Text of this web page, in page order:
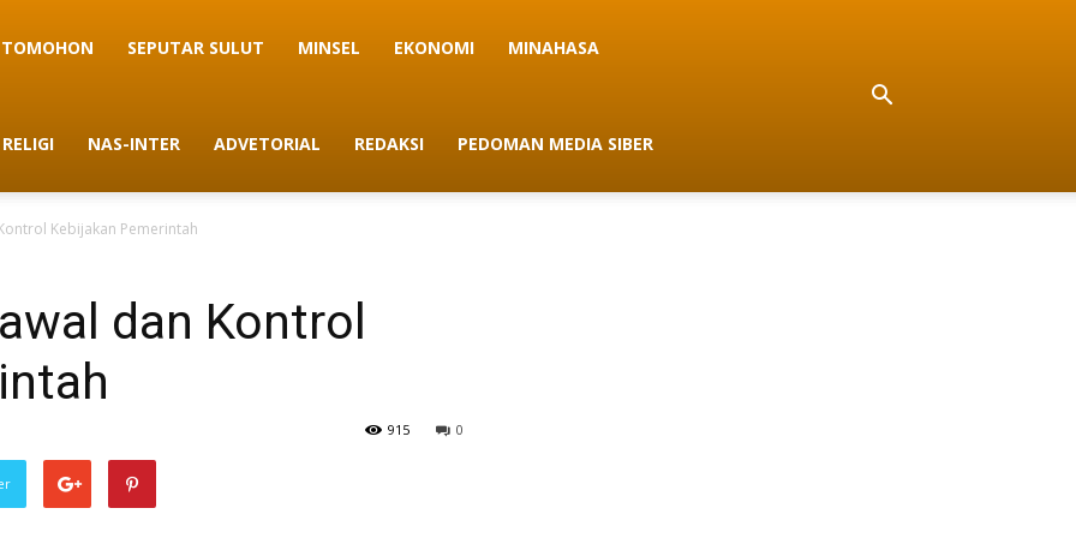
TOMOHON SEPUTAR SULUT MINSEL EKONOMI MINAHASA
RELIGI NAS-INTER ADVETORIAL REDAKSI PEDOMAN MEDIA SIBER
Kebijakan Pemerintah
dan Kontrol
0
915